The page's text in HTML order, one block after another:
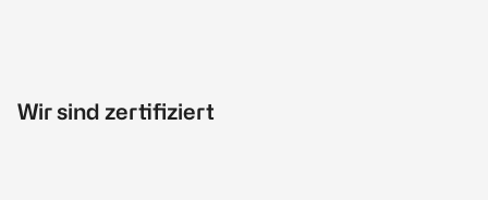
Wir sind zertifiziert